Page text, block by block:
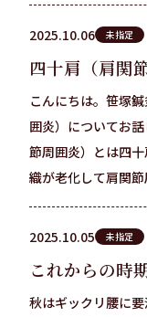
2025.10.06 未指定
四十肩（肩関
こんにちは。笹塚
囲炎）についてお
節周囲炎）とは四
織が老化して肩関
2025.10.05 未指定
これからの時
秋はギックリ腰に要